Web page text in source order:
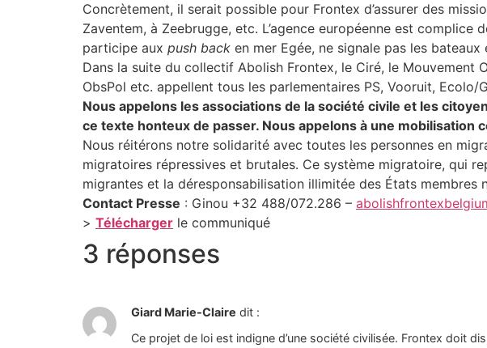
Concrètement, il serait possible pour Frontex d’assurer des
Zaventem, à Zeebrugge, etc. L’agence européenne est
participe aux push back en mer Egée, ne signale pas les bateaux
Dans la suite du collectif Abolish Frontex, le Ciré, le Mouvement
ObsPol etc. appellent tous les parlementaires PS, Vooruit, Ecolo/
Nous appelons les associations de la société civile et les
ce texte honteux de passer. Nous appelons à une mobilisation
Nous réitérons notre solidarité avec toutes les personnes en
migratoires répressives et brutales. Ce système migratoire, qui
migrantes et la déresponsabilisation illimitée des États
Contact Presse : Ginou +32 488/072.286 –
> Télécharger le communiqué
3 réponses
Giard Marie-Claire dit :
Ce projet de loi est indigne d’une société civilisée. Frontex doit